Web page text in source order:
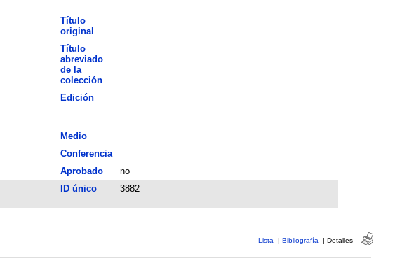
Título
original
Título
abreviado
de la
colección
Edición
Medio
Conferencia
Aprobado
no
ID único 3882
Lista | Bibliografía | Detalles